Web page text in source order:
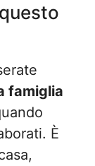
famiglia
È